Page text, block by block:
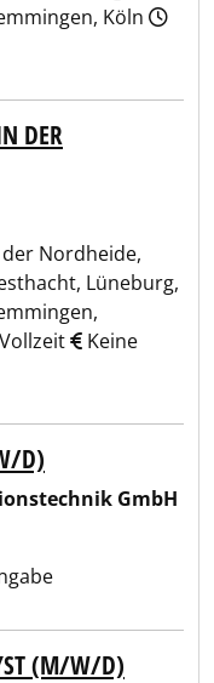
Köln
DER
Nordheide,
Lüneburg,
Vollzeit
Keine
D)
GmbH
(M/W/D)